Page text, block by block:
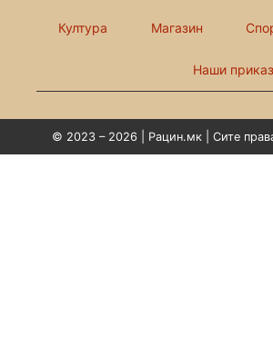
Култура Магазин
Наши
© 2023 – 2026 | Рацин.мк | Сите